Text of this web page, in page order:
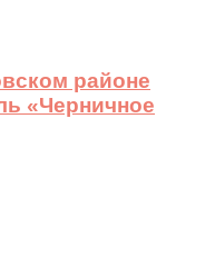
районе
«Черничное